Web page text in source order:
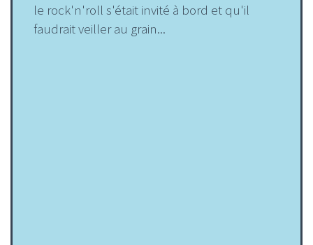
le rock'n'roll s'était invité à bord et qu'il
faudrait veiller au grain...